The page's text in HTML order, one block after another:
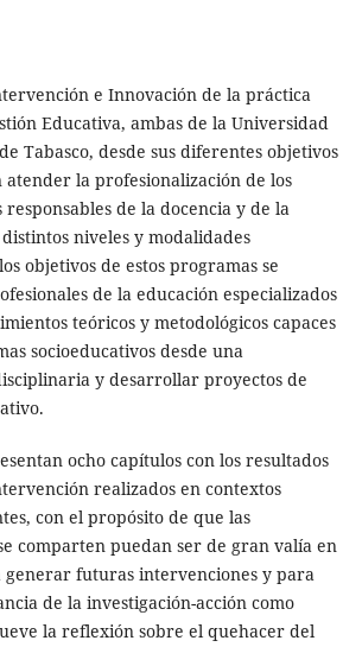
e Innovación de la práctica
Educativa, ambas de la Universidad
Tabasco, desde sus diferentes objetivos
atender la profesionalización de los
de la docencia y de la
niveles y modalidades
objetivos de estos programas se
de la educación especializados
teóricos y metodológicos capaces
socioeducativos desde una
y desarrollar proyectos de
ocho capítulos con los resultados
realizados en contextos
con el propósito de que las
comparten puedan ser de gran valía en
generar futuras intervenciones y para
de la investigación-acción como
la reflexión sobre el quehacer del